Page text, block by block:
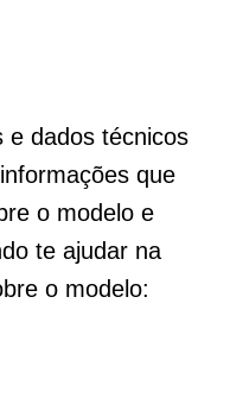
e dados técnicos
que
o modelo e
te ajudar na
o modelo: